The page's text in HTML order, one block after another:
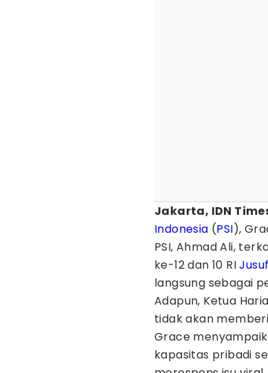
Jakarta, IDN
Indonesia (PSI),
PSI, Ahmad Ali,
ke-12 dan 10 RI
langsung sebagai
Adapun, Ketua
tidak akan
Grace
kapasitas pribadi